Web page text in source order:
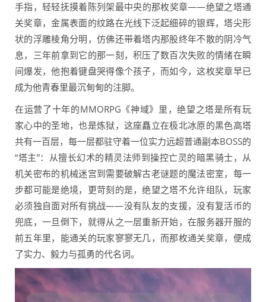
手指，轻轻抚摸着陈列架最中央的那枚奖章——绝望之塔通
关奖章，金属表面的纹路在光线下泛起细碎的银辉，塔尖形
状的浮雕棱角分明，仿佛还带着塔内那股终年不散的阴冷气
息，三年前拿到它的那一刻，积压了数百次失败的情绪在瞬
间爆发，他抱着键盘哭得像个孩子，而如今，这枚奖章早已
成为他青春里最沉甸甸的注脚。
在运营了十年的MMORPG《神域》里，绝望之塔是所有玩
家心中的圣地，也是炼狱，这座矗立在极北冰原的黑色高塔
共有一百层，每一层都驻守着一位实力远超普通副本BOSS的
“塔主”：从擅长幻术的精灵法师到操控亡灵的暗黑骑士，从
机关密布的机械迷宫到需要破解古老谜题的魔法密室，每一
步都可能是绝境，更苛刻的是，绝望之塔不允许组队，玩家
必须独自面对所有挑战——没有队友的支援，没有复活币的
兜底，一旦倒下，就得从之一层重新开始，在服务器开服的
前五年里，能通关的玩家寥寥无几，而那枚通关奖章，便成
了实力、毅力与孤勇的代名词。